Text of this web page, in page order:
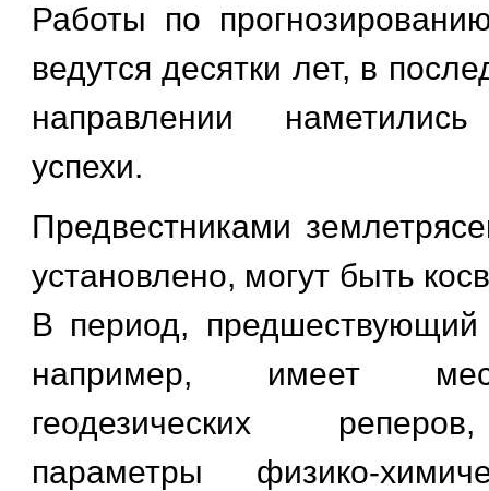
Работы по
ведутся десятки лет, в
направлении
успехи.
Предвестниками
установлено, могут быть
В период, предшествующий
например, имеет
геодезических
параметры физико-